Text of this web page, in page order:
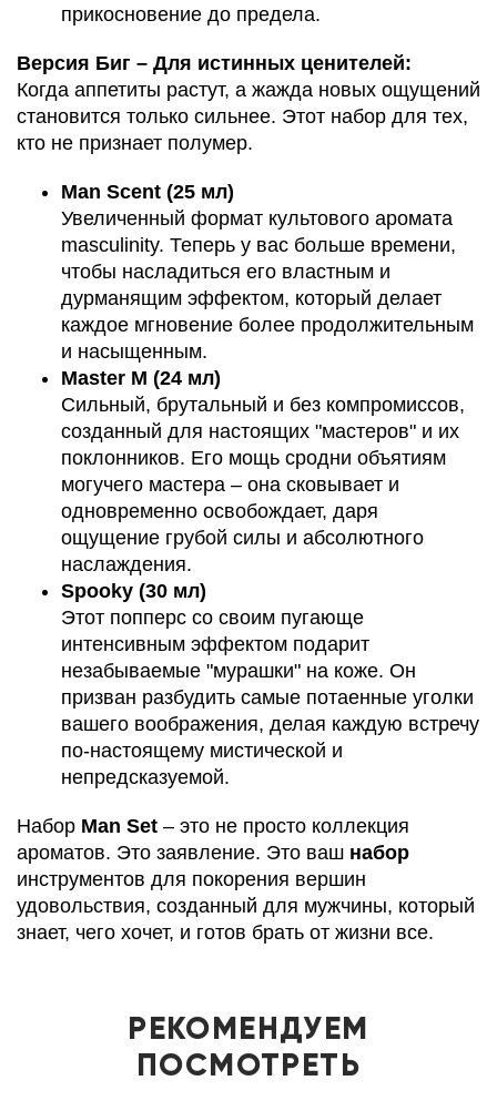
прикосновение до предела.
Версия Биг – Для истинных ценителей:
Когда аппетиты растут, а жажда новых ощущений
становится только сильнее. Этот набор для тех,
кто не признает полумер.
Man Scent (25 мл)
Увеличенный формат культового аромата
masculinity. Теперь у вас больше времени,
чтобы насладиться его властным и
дурманящим эффектом, который делает
каждое мгновение более продолжительным
и насыщенным.
Master M (24 мл)
Сильный, брутальный и без компромиссов,
созданный для настоящих "мастеров" и их
поклонников. Его мощь сродни объятиям
могучего мастера – она сковывает и
одновременно освобождает, даря
ощущение грубой силы и абсолютного
наслаждения.
Spooky (30 мл)
Этот попперс со своим пугающе
интенсивным эффектом подарит
незабываемые "мурашки" на коже. Он
призван разбудить самые потаенные уголки
вашего воображения, делая каждую встречу
по-настоящему мистической и
непредсказуемой.
Набор Man Set – это не просто коллекция
ароматов. Это заявление. Это ваш набор
инструментов для покорения вершин
удовольствия, созданный для мужчины, который
знает, чего хочет, и готов брать от жизни все.
РЕКОМЕНДУЕМ
ПОСМОТРЕТЬ